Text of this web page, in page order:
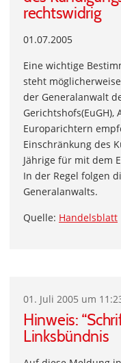
rechtswidrig
01.07.2005
Eine wichtige
steht
der Generalanwalt
Europarichtern
Einschränkung des
Jährige für mit dem
In der Regel folgen
Generalanwalts.
Quelle: Handelsblatt
01. Juli 2005 um
Hinweis:
Linksbündnis